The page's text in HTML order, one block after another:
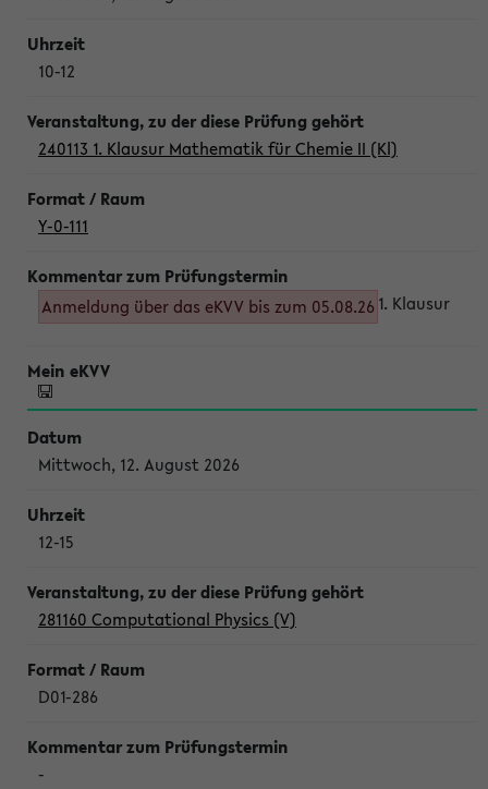
10-12
240113 1. Klausur Mathematik für Chemie II (Kl)
Y-0-111
Anmeldung über das eKVV bis zum 05.08.26 1. Klausur
Mittwoch, 12. August 2026
12-15
281160 Computational Physics (V)
D01-286
-